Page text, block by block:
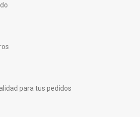
para tus pedidos